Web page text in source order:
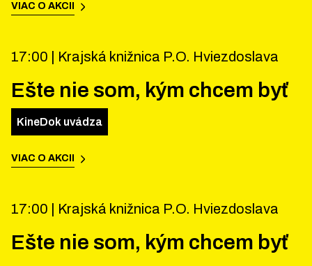
VIAC O AKCII
17:00 | Krajská knižnica P.O. Hviezdoslava
Ešte nie som, kým chcem byť
KineDok uvádza
VIAC O AKCII
17:00 | Krajská knižnica P.O. Hviezdoslava
Ešte nie som, kým chcem byť